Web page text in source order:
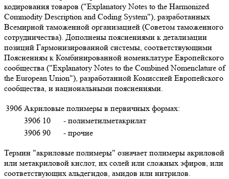
кодирования товаров ("Explanatory Notes to the Harmonized
Commodity Description and Coding System"), разработанных
Всемирной таможенной организацией (Советом таможенного
сотрудничества). Дополнены пояснениями к детализации
позиций Гармонизированной системы, соответствующими
Пояснениям к Комбинированной номенклатуре Европейского
сообщества ("Explanatory Notes to the Combined Nomenclature of
the European Union"), разработанной Комиссией Европейского
сообщества, и национальными пояснениями.
3906 Акриловые полимеры в первичных формах:
3906 10
- полиметилметакрилат
3906 90
- прочие
Термин "акриловые полимеры" означает полимеры акриловой
или метакриловой кислот, их солей или сложных эфиров, или
соответствующих альдегидов, амидов или нитрилов.